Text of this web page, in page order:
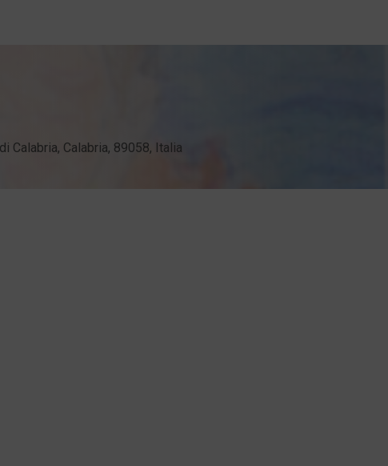
Calabria, Calabria, 89058, Italia